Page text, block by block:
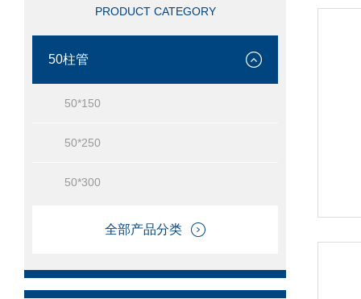
PRODUCT CATEGORY
50柱管
50*150
50*250
50*300
全部产品分类